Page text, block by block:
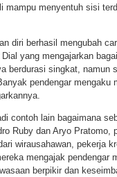
menyentuh sisi
diri berhasil mengubah
yang mengajarkan
berdurasi singkat, namun
pendengar mengaku
contoh lain bagaimana
Ruby dan Aryo Pratomo,
wirausahawan, pekerja
mengajak pendengar
berpikir dan